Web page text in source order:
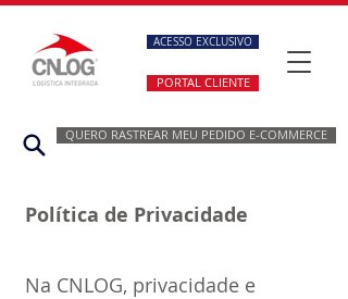
QUERO RASTREAR MEU PEDIDO E-COMMERCE
PORTAL CLIENTE
ACESSO EXCLUSIVO
Política de Privacidade
Na CNLOG, privacidade e